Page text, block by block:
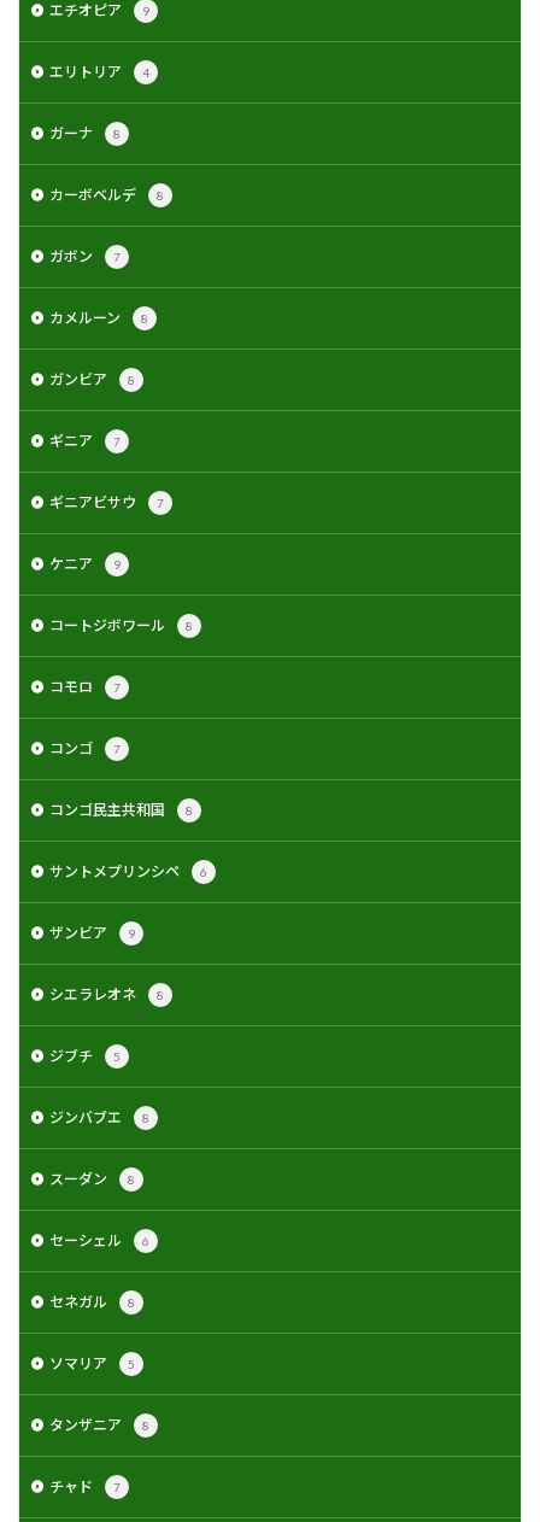
エチオピア 9
エリトリア 4
ガーナ 8
カーボベルデ 8
ガボン 7
カメルーン 8
ガンビア 8
ギニア 7
ギニアビサウ 7
ケニア 9
コートジボワール 8
コモロ 7
コンゴ 7
コンゴ民主共和国 8
サントメプリンシペ 6
ザンビア 9
シエラレオネ 8
ジブチ 5
ジンバブエ 8
スーダン 8
セーシェル 6
セネガル 8
ソマリア 5
タンザニア 8
チャド 7